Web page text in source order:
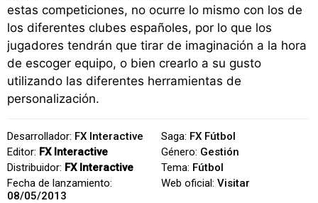
estas competiciones, no ocurre lo mismo con los de
los diferentes clubes españoles, por lo que los
jugadores tendrán que tirar de imaginación a la hora
de escoger equipo, o bien crearlo a su gusto
utilizando las diferentes herramientas de
personalización.
Desarrollador: FX Interactive
Editor: FX Interactive
Distribuidor: FX Interactive
Fecha de lanzamiento:
08/05/2013
Saga: FX Fútbol
Género: Gestión
Tema: Fútbol
Web oficial: Visitar